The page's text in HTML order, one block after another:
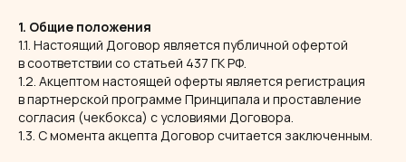
1. Общие положения
1.1. Настоящий Договор является публичной офертой
в соответствии со статьей 437 ГК РФ.
1.2. Акцептом настоящей оферты является регистрация
в партнерской программе Принципала и проставление
согласия (чекбокса) с условиями Договора.
1.3. С момента акцепта Договор считается заключенным.